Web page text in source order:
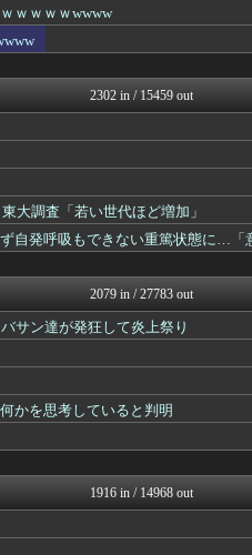
なんJミュージアム
うしみつ-5chまとめ-
ゴールデンタイムズ
不思議.net - 5ch...
筋肉速報
ラビット速報
ぶる速-VIP
バズッター速報
キニ速
BIPブログ
なんJミュージアム
スコールちゃんねる｜２ちゃ
コノユビニュース｜みんな
Zチャンネル＠VIP
【2ch】ニュー速クオリテ...
ラビット速報
VIPPER速報
ｗｗｗｗwwww
2302 in / 15459 out
大調査「若い世代ほど増加」
自発呼吸もできない重篤状態に…「
2079 in / 27783 out
サン達が発狂して炎上祭り
かを思考していると判明
1916 in / 14968 out